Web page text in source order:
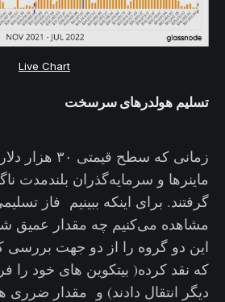
Live Chart
تسلیم هولدرهای سرسخت
زمانی که سطح
ماینرها و سرمایه‌گذران بلندمدت
گرفتند. برای اینکه ببینیم فاز
مشاهده می‌کنیم چه مقدار عمیق
این دو گروه را از دو جهت بررسی
که نقد کرده‌( بیتکوین های خود را
دیگر انتقال دادند) و مقدار ضرری